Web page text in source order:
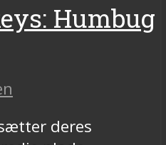
Humbug
deres